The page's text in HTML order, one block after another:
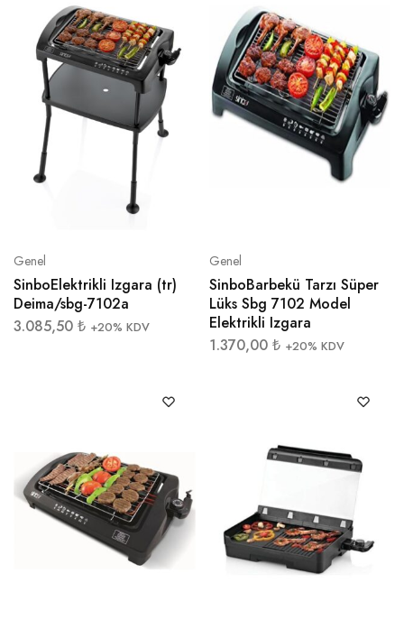
Genel
SinboElektrikli Izgara (tr)
Deima/sbg-7102a
3.085,50 ₺ +20% KDV
Genel
SinboBarbekü Tarzı Süper
Lüks Sbg 7102 Model
Elektrikli Izgara
1.370,00 ₺ +20% KDV